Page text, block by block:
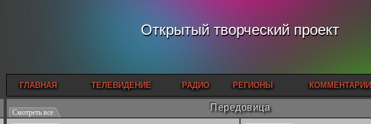
Открытый творческий проект
ГЛАВНАЯ ТЕЛЕВИДЕНИЕ РАДИО РЕГИОНЫ КОММЕНТАРИИ
Передовица
Смотреть все